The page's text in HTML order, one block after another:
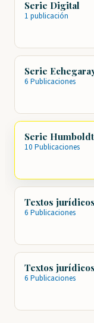
Serie Digital
1 publicación
Serie
6 Publicaciones
Serie Humboldt
10 Publicaciones
Textos
6 Publicaciones
Textos
6 Publicaciones